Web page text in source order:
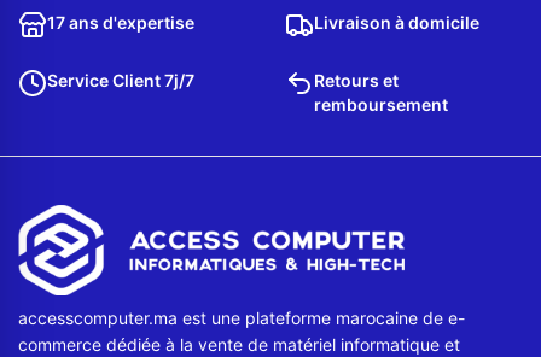
Envoyer un message
17 ans d'expertise Livraison à domicile
Service Client 7j/7
Retours et
remboursement
accesscomputer.ma est une plateforme marocaine de e-
commerce dédiée à la vente de matériel informatique et